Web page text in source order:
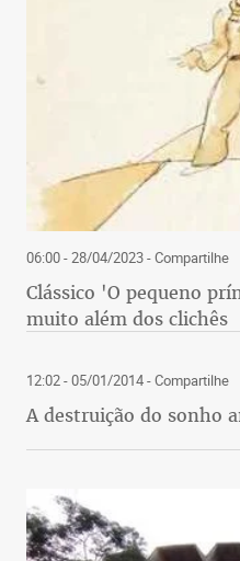
06:00 - 28/04/2023- Compartilhe
Clássico 'O pequeno
muito além dos clichês
12:02 - 05/01/2014- Compartilhe
A destruição do sonho